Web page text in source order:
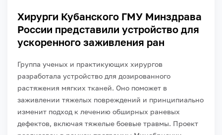
Хирурги Кубанского ГМУ Минздрава
России представили устройство для
ускоренного заживления ран
Группа ученых и практикующих хирургов
разработала устройство для дозированного
растяжения мягких тканей. Оно поможет в
заживлении тяжелых повреждений и принципиально
изменит подход к лечению обширных раневых
дефектов, включая тяжелые боевые травмы. Проект